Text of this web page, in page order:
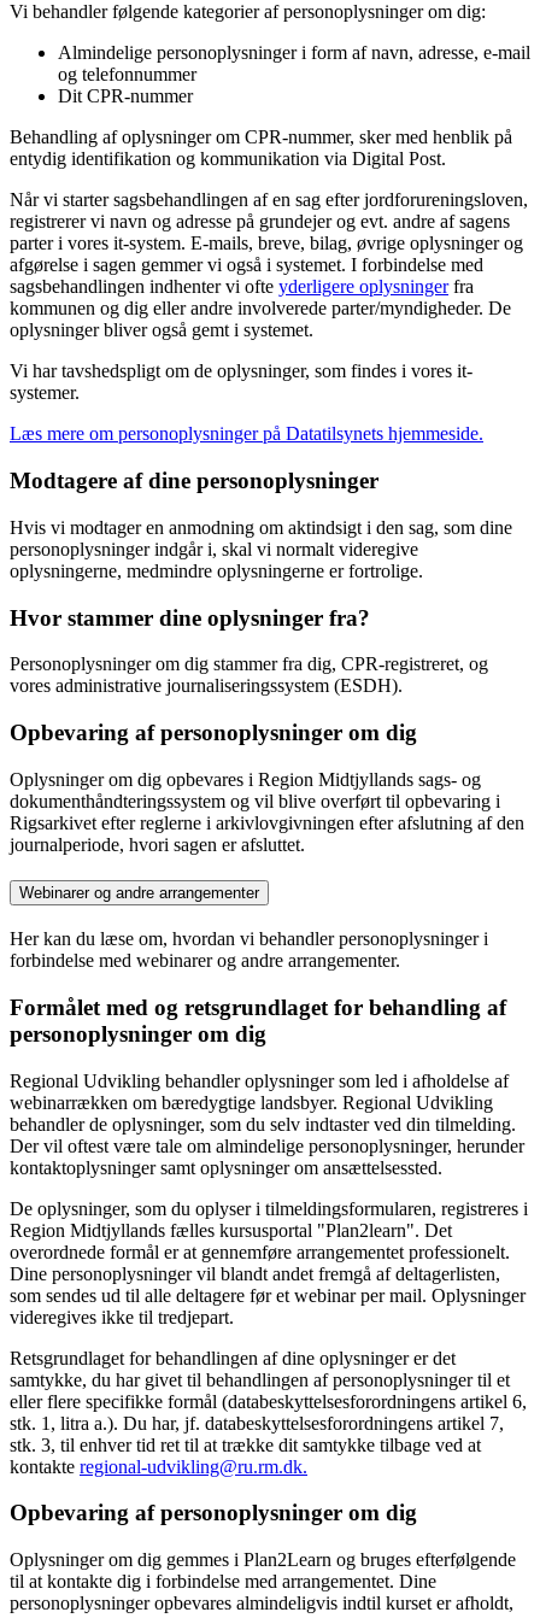
Vi behandler følgende kategorier af personoplysninger om dig:
Almindelige personoplysninger i form af navn, adresse, e-mail
og telefonnummer
Dit CPR-nummer
Behandling af oplysninger om CPR-nummer, sker med henblik på
entydig identifikation og kommunikation via Digital Post.
Når vi starter sagsbehandlingen af en sag efter jordforureningsloven,
registrerer vi navn og adresse på grundejer og evt. andre af sagens
parter i vores it-system. E-mails, breve, bilag, øvrige oplysninger og
afgørelse i sagen gemmer vi også i systemet. I forbindelse med
sagsbehandlingen indhenter vi ofte yderligere oplysningerfra
kommunen og dig eller andre involverede parter/myndigheder. De
oplysninger bliver også gemt i systemet.
Vi har tavshedspligt om de oplysninger, som findes i vores it-
systemer.
Læs mere om personoplysninger på Datatilsynets hjemmeside.
Modtagere af dine personoplysninger
Hvis vi modtager en anmodning om aktindsigt i den sag, som dine
personoplysninger indgår i, skal vi normalt videregive
oplysningerne, medmindre oplysningerne er fortrolige.
Hvor stammer dine oplysninger fra?
Personoplysninger om dig stammer fra dig, CPR-registreret, og
vores administrative journaliseringssystem (ESDH).
Opbevaring af personoplysninger om dig
Oplysninger om dig opbevares i Region Midtjyllands sags- og
dokumenthåndteringssystem og vil blive overført til opbevaring i
Rigsarkivet efter reglerne i arkivlovgivningen efter afslutning af den
journalperiode, hvori sagen er afsluttet.
Webinarer og andre arrangementer
Her kan du læse om, hvordan vi behandler personoplysninger i
forbindelse med webinarer og andre arrangementer.
Formålet med og retsgrundlaget for behandling af
personoplysninger om dig
Regional Udvikling behandler oplysninger som led i afholdelse af
webinarrækken om bæredygtige landsbyer. Regional Udvikling
behandler de oplysninger, som du selv indtaster ved din tilmelding.
Der vil oftest være tale om almindelige personoplysninger, herunder
kontaktoplysninger samt oplysninger om ansættelsessted.
De oplysninger, som du oplyser i tilmeldingsformularen, registreres i
Region Midtjyllands fælles kursusportal "Plan2learn". Det
overordnede formål er at gennemføre arrangementet professionelt.
Dine personoplysninger vil blandt andet fremgå af deltagerlisten,
som sendes ud til alle deltagere før et webinar per mail. Oplysninger
videregives ikke til tredjepart.
Retsgrundlaget for behandlingen af dine oplysninger er det
samtykke, du har givet til behandlingen af personoplysninger til et
eller flere specifikke formål (databeskyttelsesforordningens artikel 6,
stk. 1, litra a.). Du har, jf. databeskyttelsesforordningens artikel 7,
stk. 3, til enhver tid ret til at trække dit samtykke tilbage ved at
kontakte regional-udvikling@ru.rm.dk.
Opbevaring af personoplysninger om dig
Oplysninger om dig gemmes i Plan2Learn og bruges efterfølgende
til at kontakte dig i forbindelse med arrangementet. Dine
personoplysninger opbevares almindeligvis indtil kurset er afholdt,